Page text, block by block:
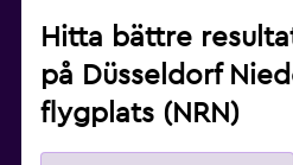
Hitta bättre
på Düsseldorf
flygplats (NRN)